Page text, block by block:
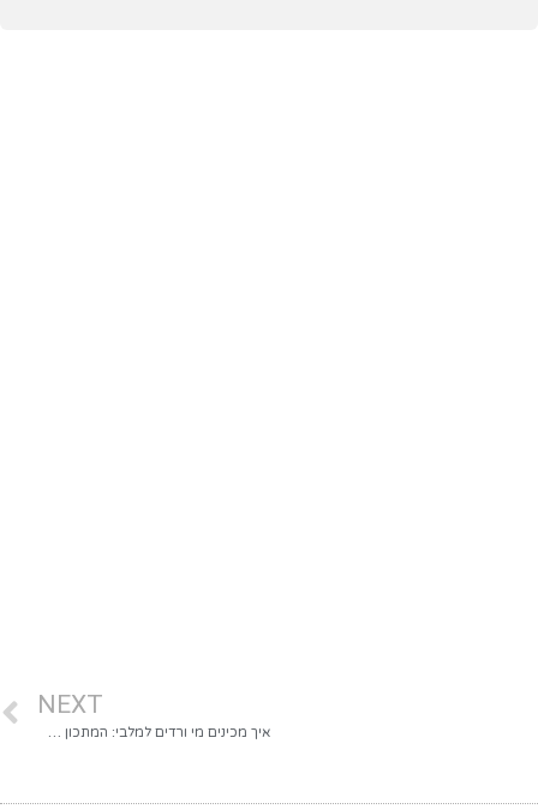
NEXT
איך מכינים מי ורדים למלבי: המתכון שיעשה לכם את הקיץ